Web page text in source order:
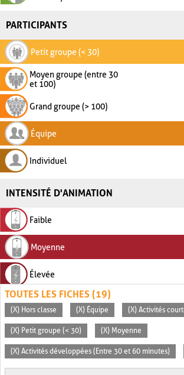
PARTICIPANTS
Petit groupe (< 30)
Moyen groupe (entre 30
et 100)
Grand groupe (> 100)
Équipe
Individuel
INTENSITÉ D'ANIMATION
Faible
Moyenne
Élevée
TOUTES LES FICHES (19)
(X) Hors classe (X) Équipe (X) Activités
(X) Petit groupe (< 30) (X) Moyenne
(X) Activités développées (Entre 30 et 60 minutes)